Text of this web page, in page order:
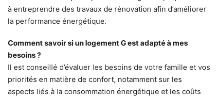
à entreprendre des travaux de rénovation afin d’améliorer
la performance énergétique.
Comment savoir si un logement G est adapté à mes
besoins ?
Il est conseillé d’évaluer les besoins de votre famille et vos
priorités en matière de confort, notamment sur les
aspects liés à la consommation énergétique et les coûts